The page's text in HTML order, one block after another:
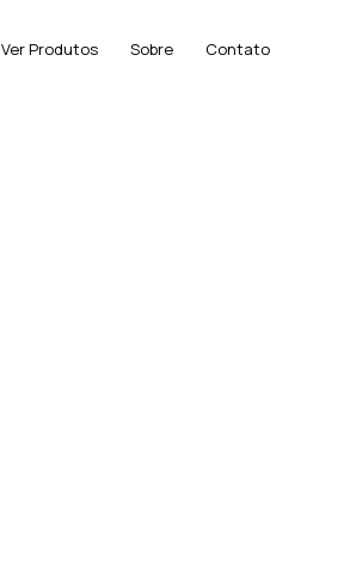
Ver Produtos Sobre Contato